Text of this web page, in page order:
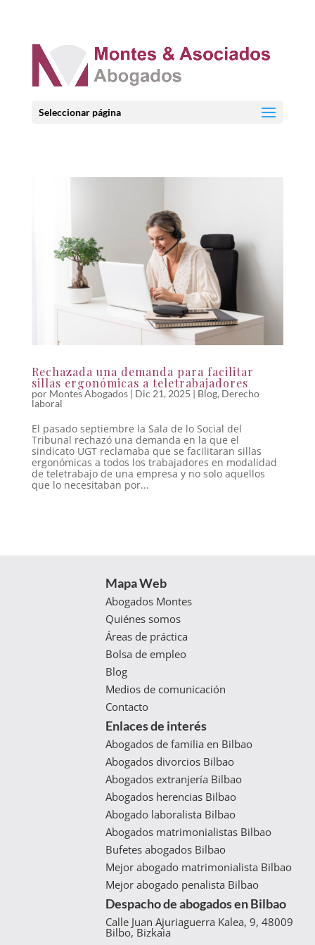
Seleccionar página
Rechazada una demanda para facilitar
sillas ergonómicas a teletrabajadores
por Montes Abogados| Dic 21, 2025 | Blog, Derecho
laboral
El pasado septiembre la Sala de lo Social del
Tribunal rechazó una demanda en la que el
sindicato UGT reclamaba que se facilitaran sillas
ergonómicas a todos los trabajadores en modalidad
de teletrabajo de una empresa y no solo aquellos
que lo necesitaban por...
Mapa Web
Abogados Montes
Quiénes somos
Áreas de práctica
Bolsa de empleo
Blog
Medios de comunicación
Contacto
Enlaces de interés
Abogados de familia en Bilbao
Abogados divorcios Bilbao
Abogados extranjería Bilbao
Abogados herencias Bilbao
Abogado laboralista Bilbao
Abogados matrimonialistas Bilbao
Bufetes abogados Bilbao
Mejor abogado matrimonialista Bilbao
Mejor abogado penalista Bilbao
Despacho de abogados en Bilbao
Calle Juan Ajuriaguerra Kalea, 9, 48009
Bilbo, Bizkaia